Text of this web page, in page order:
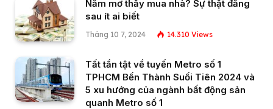
Nằm mơ thấy mua nhà? Sự thật đằng
sau ít ai biết
Tháng 10 7, 2024 14.310 Views
Tất tần tật về tuyến Metro số 1
TPHCM Bến Thành Suối Tiên 2024 và
5 xu hướng của ngành bất động sản
quanh Metro số 1